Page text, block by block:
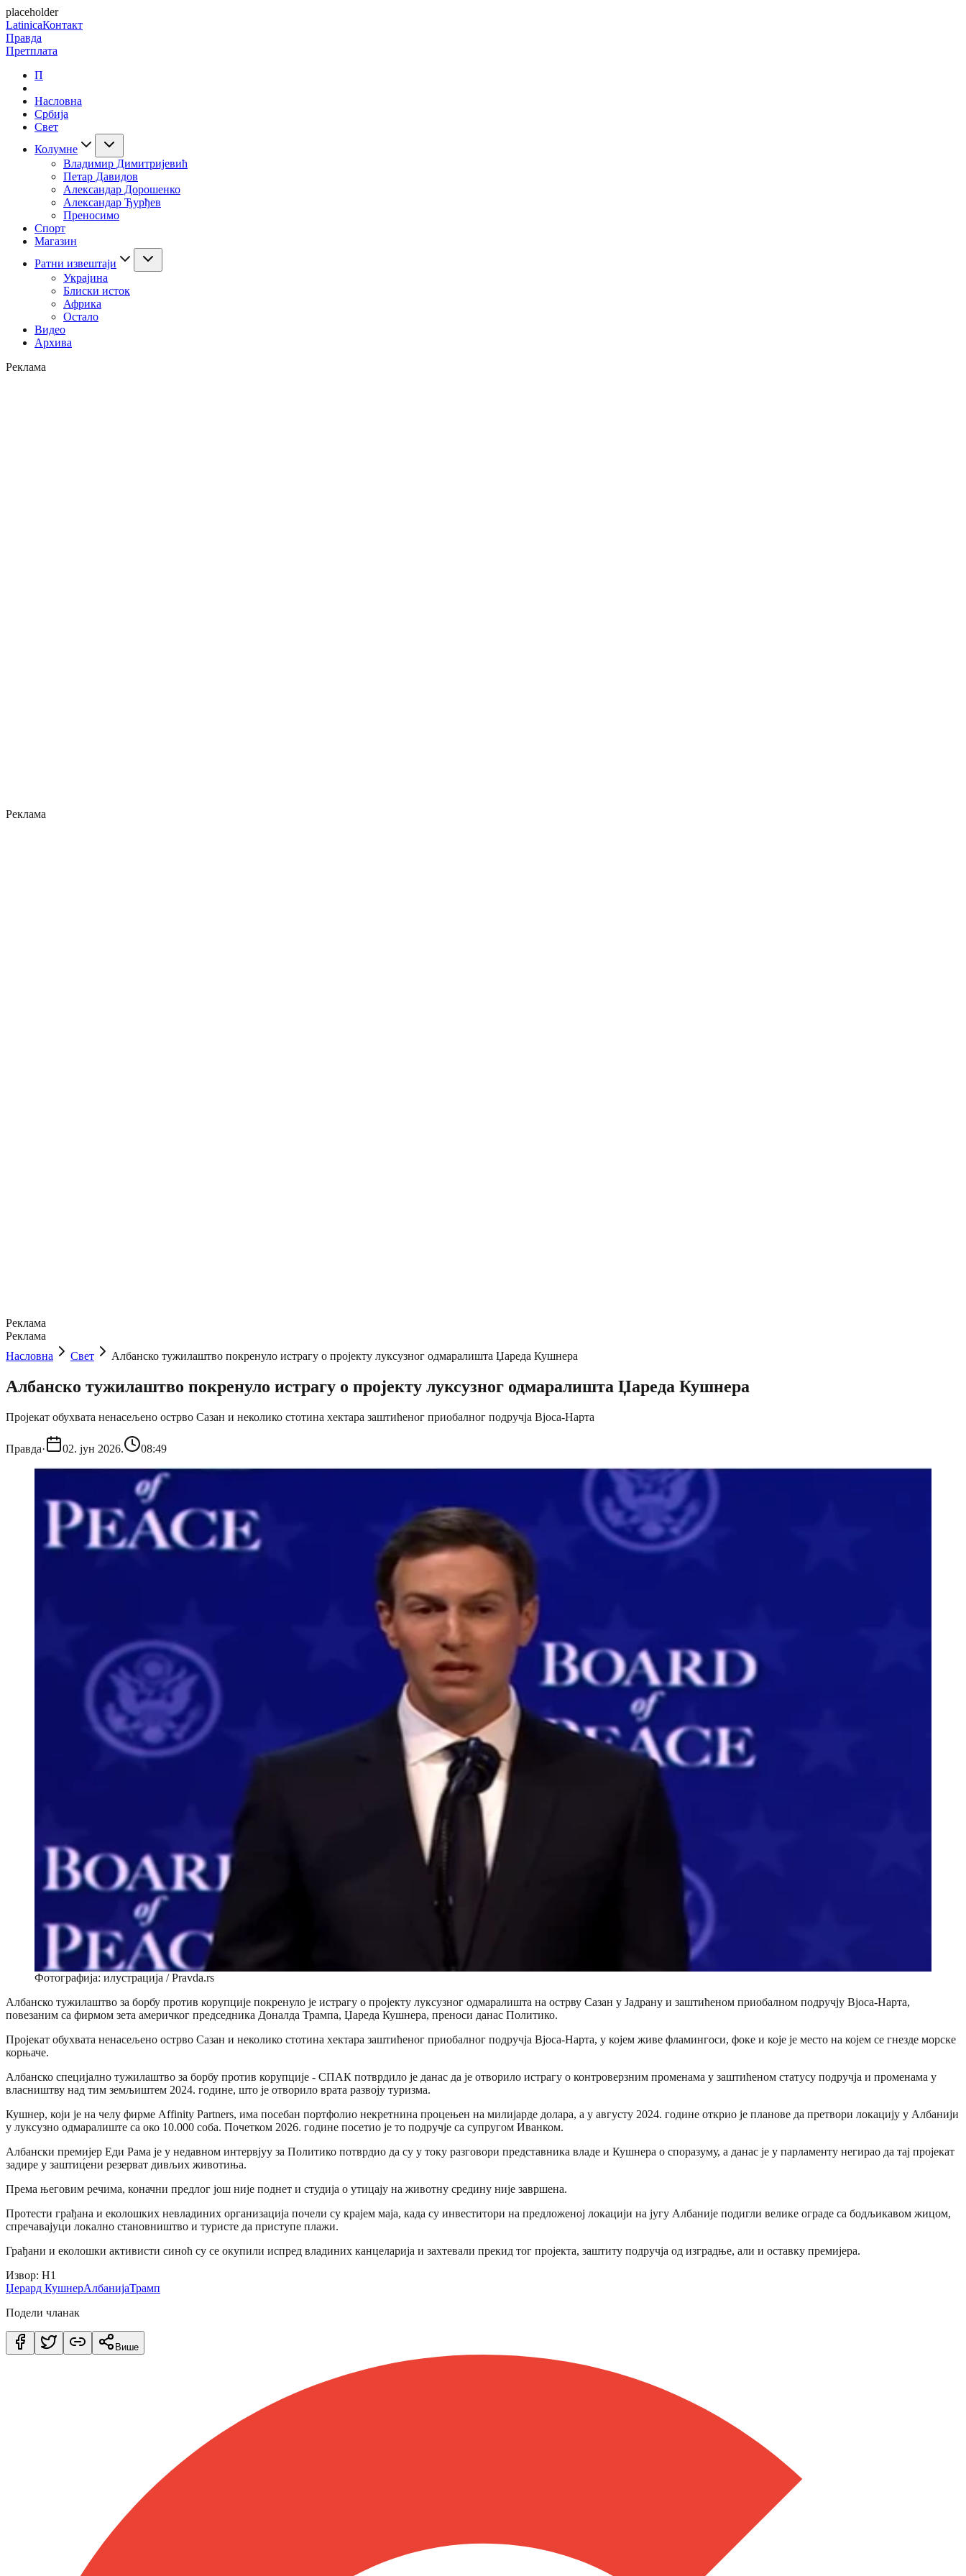
placeholder
LatinicaКонтакт
Правда
Претплата
П
Насловна
Србија
Свет
Колумне
Владимир Димитријевић
Петар Давидов
Александар Дорошенко
Александар Ђурђев
Преносимо
Спорт
Магазин
Ратни извештаји
Украјина
Блиски исток
Африка
Остало
Видео
Архива
Реклама
Реклама
Реклама
Реклама
Насловна
Свет Албанско тужилаштво покренуло истрагу о пројекту луксузног одмаралишта Џареда Кушнера
Албанско тужилаштво покренуло истрагу о пројекту луксузног одмаралишта Џареда Кушнера
Пројекат обухвата ненасељено острво Сазан и неколико стотина хектара заштићеног приобалног подручја Вјоса-Нарта
Правда· 02. јун 2026. 08:49
Фотографија: илустрација / Pravda.rs
Албанско тужилаштво за борбу против корупције покренуло је истрагу о пројекту луксузног одмаралишта на острву Сазан у Јадрану и заштићеном приобалном подручју Вјоса-Нарта,
повезаним са фирмом зета америчког председника Доналда Трампа, Џареда Кушнера, преноси данас Политико.
Пројекат обухвата ненасељено острво Сазан и неколико стотина хектара заштићеног приобалног подручја Вјоса-Нарта, у којем живе фламингоси, фоке и које је место на којем се гнезде морске
корњаче.
Албанско специјално тужилаштво за борбу против корупције - СПАК потврдило је данас да је отворило истрагу о контроверзним променама у заштићеном статусу подручја и променама у
власништву над тим земљиштем 2024. године, што је отворило врата развоју туризма.
Кушнер, који је на челу фирме Affinity Partners, има посебан портфолио некретнина процењен на милијарде долара, а у августу 2024. године открио је планове да претвори локацију у Албанији
у луксузно одмаралиште са око 10.000 соба. Почетком 2026. године посетио је то подручје са супругом Иванком.
Албански премијер Еди Рама је у недавном интервјуу за Политико потврдио да су у току разговори представника владе и Кушнера о споразуму, а данас је у парламенту негирао да тај пројекат
задире у заштиц́ени резерват дивљих животиња.
Према његовим речима, коначни предлог још није поднет и студија о утицају на животну средину није завршена.
Протести грађана и еколошких невладиних организација почели су крајем маја, када су инвеститори на предложеној локацији на југу Албаније подигли велике ограде са бодљикавом жицом,
спречавајуц́и локално становништво и туристе да приступе плажи.
Грађани и еколошки активисти синоћ су се окупили испред владиних канцеларија и захтевали прекид тог пројекта, заштиту подручја од изградње, али и оставку премијера.
Извор: Н1
Џерард КушнерАлбанијаТрамп
Подели чланак
Више